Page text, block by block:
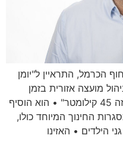
הכרמל, התראיין ל"יומן
מועצה אזורית בזמן
חירום: "המועצה היא מאוד ארוכה, זה 45 קילומטר" • הוא הוסיף
החינוך המיוחד כולו,
הילדים • האזינו